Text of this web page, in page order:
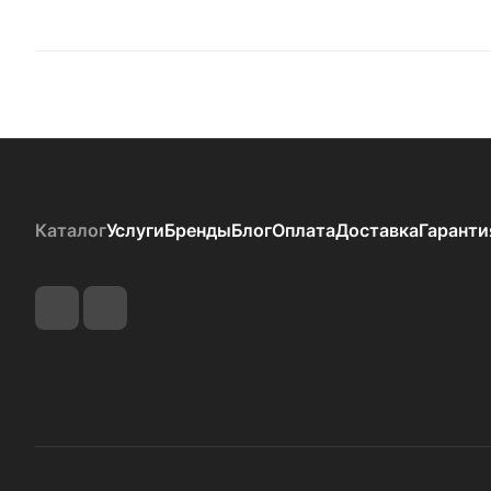
КаталогУслугиБрендыБлогОплатаДоставка